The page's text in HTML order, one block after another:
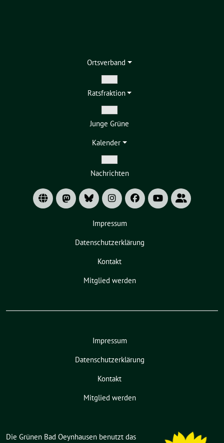
Ortsverband
Zeige
Untermenü
Ratsfraktion
Zeige
Untermenü
Junge Grüne
Kalender
Zeige
Untermenü
Nachrichten
Impressum
Datenschutzerklärung
Kontakt
Mitglied werden
Impressum
Datenschutzerklärung
Kontakt
Mitglied werden
Die Grünen Bad Oeynhausen benutzt das